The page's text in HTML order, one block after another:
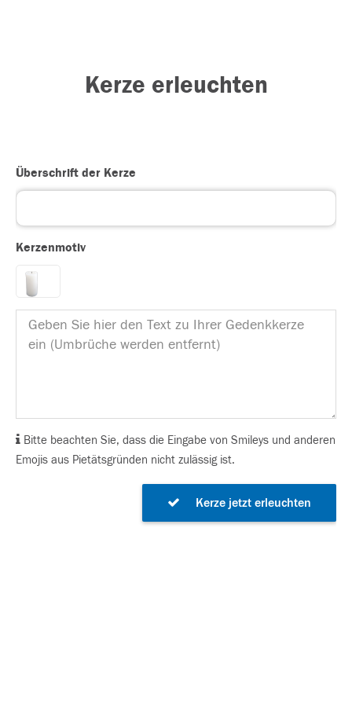
Kerze erleuchten
Überschrift der Kerze
Kerzenmotiv
Bitte beachten Sie, dass die Eingabe von Smileys und anderen
Emojis aus Pietätsgründen nicht zulässig ist.
Kerze jetzt erleuchten